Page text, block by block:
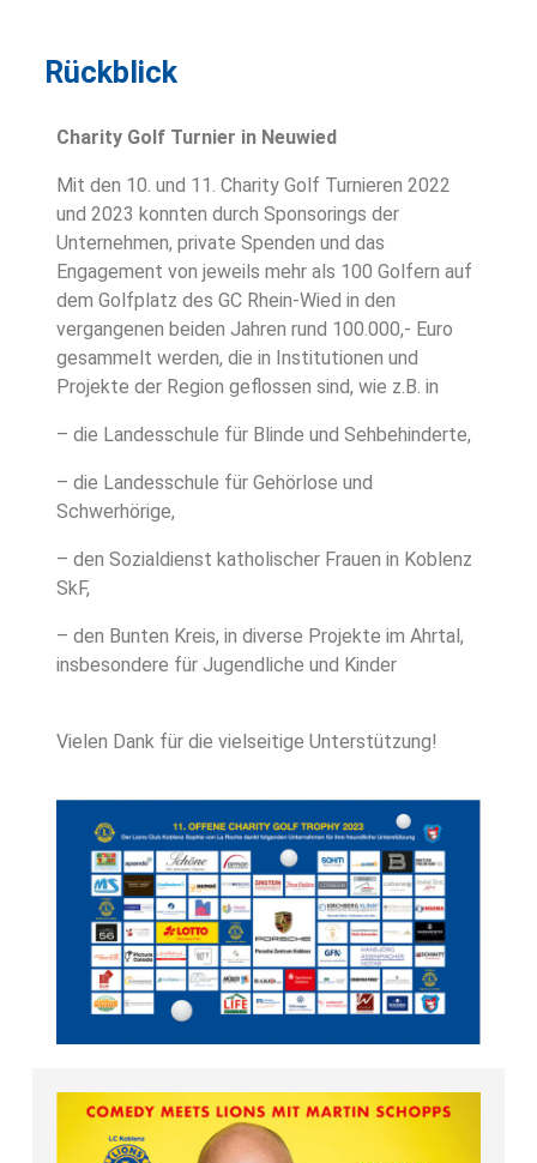
Rückblick
Charity Golf Turnier in Neuwied
Mit den 10. und 11. Charity Golf Turnieren 2022
und 2023 konnten durch Sponsorings der
Unternehmen, private Spenden und das
Engagement von jeweils mehr als 100 Golfern auf
dem Golfplatz des GC Rhein-Wied in den
vergangenen beiden Jahren rund 100.000,- Euro
gesammelt werden, die in Institutionen und
Projekte der Region geflossen sind, wie z.B. in
– die Landesschule für Blinde und Sehbehinderte,
– die Landesschule für Gehörlose und
Schwerhörige,
– den Sozialdienst katholischer Frauen in Koblenz
SkF,
– den Bunten Kreis, in diverse Projekte im Ahrtal,
insbesondere für Jugendliche und Kinder
Vielen Dank für die vielseitige Unterstützung!